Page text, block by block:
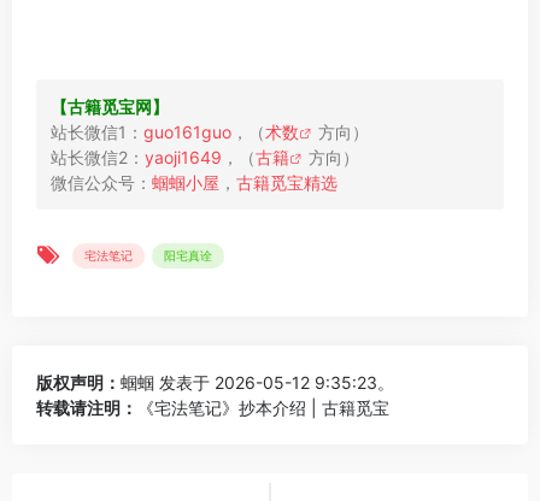
【古​籍​觅宝​网】
站长微信1： guo161guo ，（术数
方向）
站长微信2： yaoji1649 ，（古籍
方向）
微信公众号： 蝈蝈​小屋 ，
宅法笔记 阳宅真诠
版权声明： 蝈蝈 发表于 2026-05-12 9:35:23。
转载请注明：
《宅法笔记》抄本介绍 | 古籍觅宝